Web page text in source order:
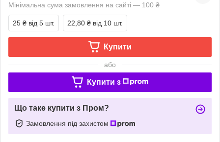
Мінімальна сума замовлення на сайті — 100 ₴
25 ₴ від 5 шт. 22,80 ₴ від 10 шт.
Купити
або
Купити з
Що таке купити з Пром?
Замовлення під захистом